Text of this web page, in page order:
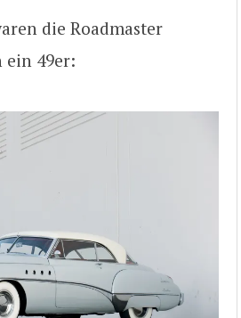
die Roadmaster
ein 49er: